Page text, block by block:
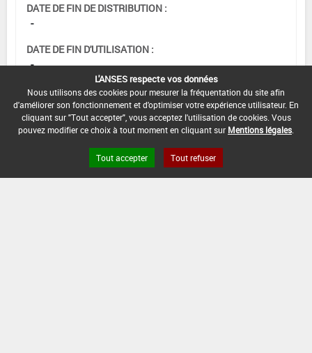
DATE DE FIN DE DISTRIBUTION :
-
DATE DE FIN D'UTILISATION :
-
L'ANSES respecte vos données
Nous utilisons des cookies pour mesurer la fréquentation du site afin
d'améliorer son fonctionnement et d'optimiser votre expérience utilisateur. En
cliquant sur "Tout accepter", vous acceptez l'utilisation de cookies. Vous
pouvez modifier ce choix à tout moment en cliquant sur Mentions légales
Tout accepter Tout refuser